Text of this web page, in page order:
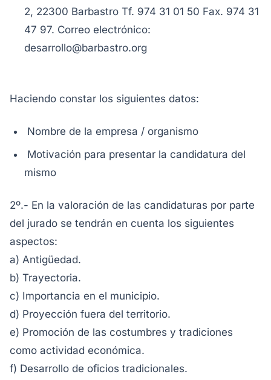
2, 22300 Barbastro Tf. 974 31 01 50 Fax. 974 31
47 97. Correo electrónico:
desarrollo@barbastro.org
Haciendo constar los siguientes datos:
Nombre de la empresa / organismo
Motivación para presentar la candidatura del
mismo
2º.- En la valoración de las candidaturas por parte
del jurado se tendrán en cuenta los siguientes
aspectos:
a) Antigüedad.
b) Trayectoria.
c) Importancia en el municipio.
d) Proyección fuera del territorio.
e) Promoción de las costumbres y tradiciones
como actividad económica.
f) Desarrollo de oficios tradicionales.